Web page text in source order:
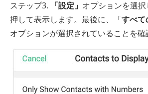
ステップ3.
「設定」 オプションを選択
押して表示します。最後に、「すべて
オプションが選択されていることを確